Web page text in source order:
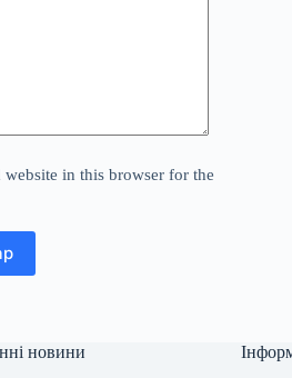
website in this browser for the
новини